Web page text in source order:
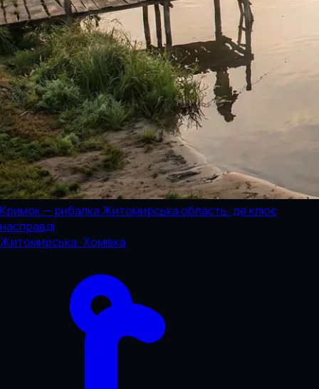
Кримок — рибалка Житомирська область: де клює
насправді
Житомирська · Хомівка